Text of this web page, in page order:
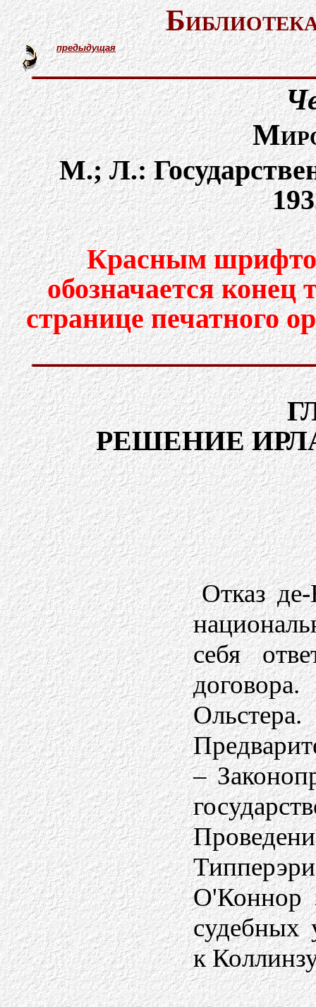
предыдущая
М.; Л.:
Красным
обозначается конец
странице печатного
РЕШЕНИЕ
Отказ
себя
–
О'Коннор
судебных
к